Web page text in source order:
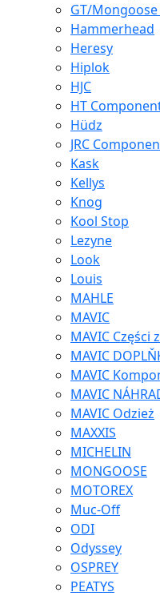
GT/
Hammerhead
Heresy
Hiplok
HJC
HT
Hüdz
JRC
Kask
Kellys
Knog
Kool Stop
Lezyne
Look
Louis
MAHLE
MAVIC
MAVIC Części
MAVIC
MAVIC
MAVIC
MAVIC Odzież
MAXXIS
MICHELIN
MONGOOSE
MOTOREX
Muc-Off
ODI
Odyssey
OSPREY
PEATYS